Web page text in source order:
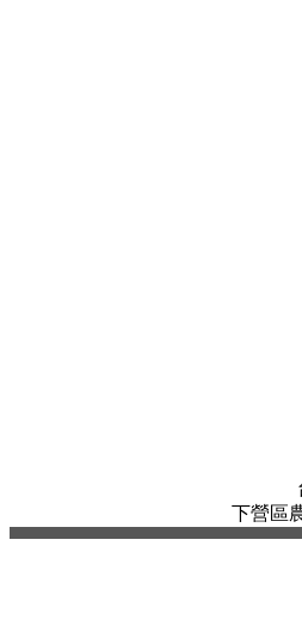
下營區